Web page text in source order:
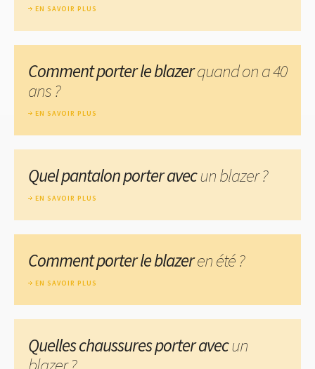
EN SAVOIR PLUS
Comment porter le blazerquand on a 40
ans ?
EN SAVOIR PLUS
Quel pantalon porter avecun blazer ?
EN SAVOIR PLUS
Comment porter le blazeren été ?
EN SAVOIR PLUS
Quelles chaussures porter avecun